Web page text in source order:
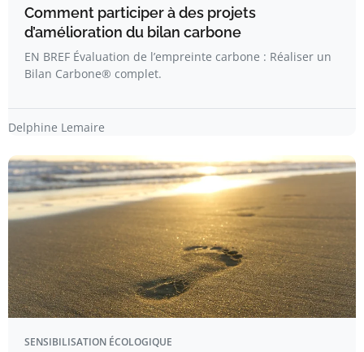
Comment participer à des projets
d’amélioration du bilan carbone
EN BREF Évaluation de l’empreinte carbone : Réaliser un
Bilan Carbone® complet.
Delphine Lemaire
SENSIBILISATION ÉCOLOGIQUE